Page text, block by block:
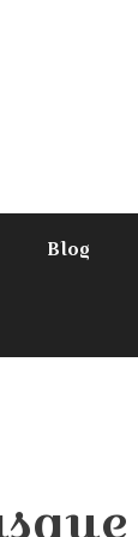
Blog